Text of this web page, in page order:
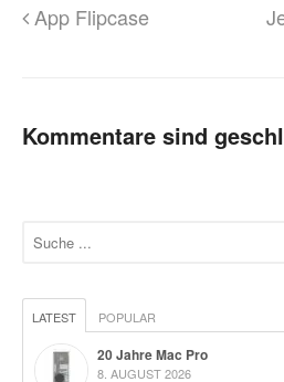
App Flipcase
Kommentare sind
LATEST POPULAR
20 Jahre Mac Pro
8. AUGUST 2026